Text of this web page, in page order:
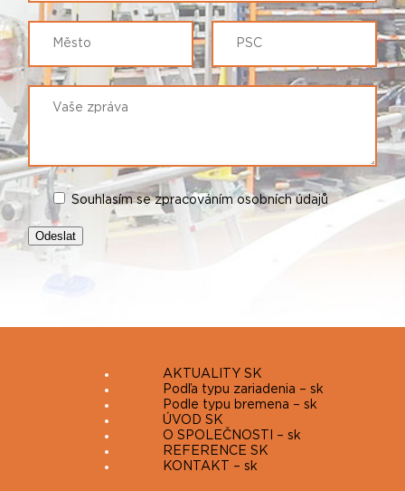
Souhlasím se zpracováním osobních údajů
AKTUALITY SK
Podľa typu zariadenia – sk
Podle typu bremena – sk
ÚVOD SK
O SPOLEČNOSTI – sk
REFERENCE SK
KONTAKT – sk